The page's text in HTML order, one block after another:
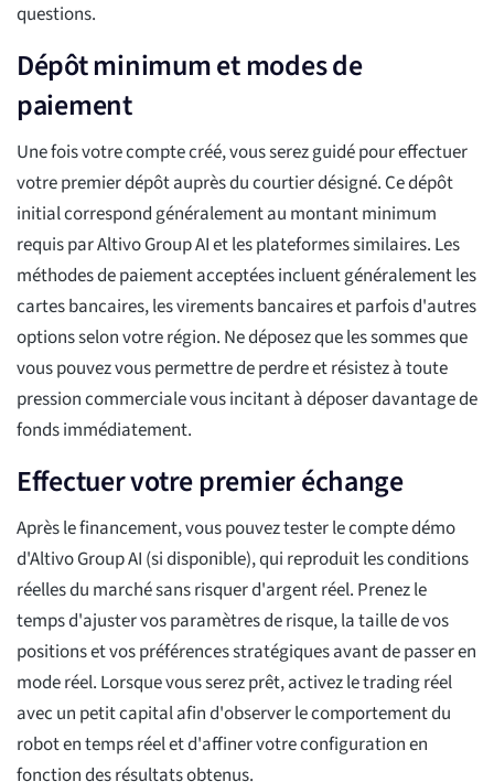
questions.
Dépôt minimum et modes de
paiement
Une fois votre compte créé, vous serez guidé pour effectuer
votre premier dépôt auprès du courtier désigné. Ce dépôt
initial correspond généralement au montant minimum
requis par Altivo Group AI et les plateformes similaires. Les
méthodes de paiement acceptées incluent généralement les
cartes bancaires, les virements bancaires et parfois d'autres
options selon votre région. Ne déposez que les sommes que
vous pouvez vous permettre de perdre et résistez à toute
pression commerciale vous incitant à déposer davantage de
fonds immédiatement.
Effectuer votre premier échange
Après le financement, vous pouvez tester le compte démo
d'Altivo Group AI (si disponible), qui reproduit les conditions
réelles du marché sans risquer d'argent réel. Prenez le
temps d'ajuster vos paramètres de risque, la taille de vos
positions et vos préférences stratégiques avant de passer en
mode réel. Lorsque vous serez prêt, activez le trading réel
avec un petit capital afin d'observer le comportement du
robot en temps réel et d'affiner votre configuration en
fonction des résultats obtenus.